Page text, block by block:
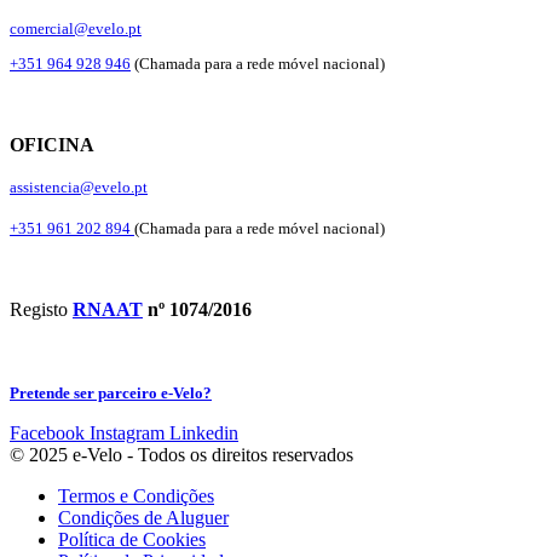
comercial@evelo.pt
+351 964 928 946 (Chamada para a rede móvel nacional)
OFICINA
assistencia@evelo.pt
+351 961 202 894 (Chamada para a rede móvel nacional)
Registo RNAAT nº 1074/2016
Pretende ser parceiro e-Velo?
Facebook Instagram Linkedin
© 2025 e-Velo - Todos os direitos reservados
Termos e Condições
Condições de Aluguer
Política de Cookies